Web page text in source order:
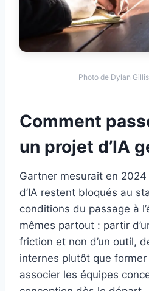
Photo de Dylan
Comment
un projet d’IA
Gartner mesurait en
d’IA restent bloqués au
conditions du passage à
mêmes partout : partir
friction et non d’un outil,
internes plutôt que
associer les équipes